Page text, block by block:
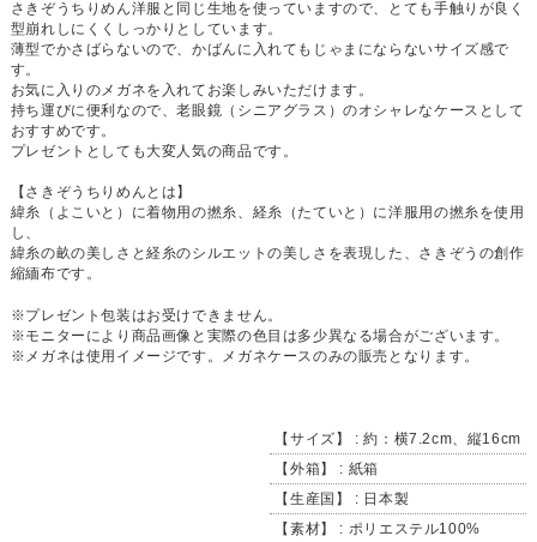
さきぞうちりめん洋服と同じ生地を使っていますので、とても手触りが良く
型崩れしにくくしっかりとしています。
薄型でかさばらないので、かばんに入れてもじゃまにならないサイズ感で
す。
お気に入りのメガネを入れてお楽しみいただけます。
持ち運びに便利なので、老眼鏡（シニアグラス）のオシャレなケースとして
おすすめです。
プレゼントとしても大変人気の商品です。
【さきぞうちりめんとは】
緯糸（よこいと）に着物用の撚糸、経糸（たていと）に洋服用の撚糸を使用
し、
緯糸の畝の美しさと経糸のシルエットの美しさを表現した、さきぞうの創作
縮緬布です。
※プレゼント包装はお受けできません。
※モニターにより商品画像と実際の色目は多少異なる場合がございます。
※メガネは使用イメージです。メガネケースのみの販売となります。
【サイズ】 : 約：横7.2cm、縦16cm
【外箱】 : 紙箱
【生産国】 : 日本製
【素材】 : ポリエステル100%